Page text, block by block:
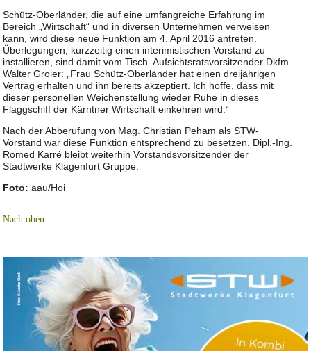
Schütz-Oberländer, die auf eine umfangreiche Erfahrung im
Bereich „Wirtschaft“ und in diversen Unternehmen verweisen
kann, wird diese neue Funktion am 4. April 2016 antreten.
Überlegungen, kurzzeitig einen interimistischen Vorstand zu
installieren, sind damit vom Tisch. Aufsichtsratsvorsitzender Dkfm.
Walter Groier: „Frau Schütz-Oberländer hat einen dreijährigen
Vertrag erhalten und ihn bereits akzeptiert. Ich hoffe, dass mit
dieser personellen Weichenstellung wieder Ruhe in dieses
Flaggschiff der Kärntner Wirtschaft einkehren wird.“
Nach der Abberufung von Mag. Christian Peham als STW-
Vorstand war diese Funktion entsprechend zu besetzen. Dipl.-Ing.
Romed Karré bleibt weiterhin Vorstandsvorsitzender der
Stadtwerke Klagenfurt Gruppe.
Foto: aau/Hoi
Nach oben